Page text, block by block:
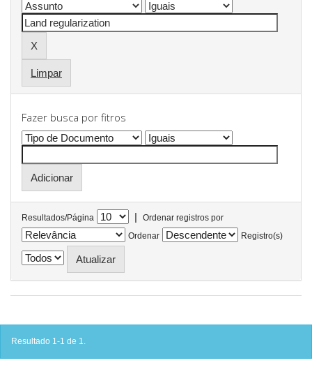
Limpar
Fazer busca por fitros
Resultados/Página |
Ordenar registros por
Ordenar
Registro(s)
Resultado 1-1 de 1.